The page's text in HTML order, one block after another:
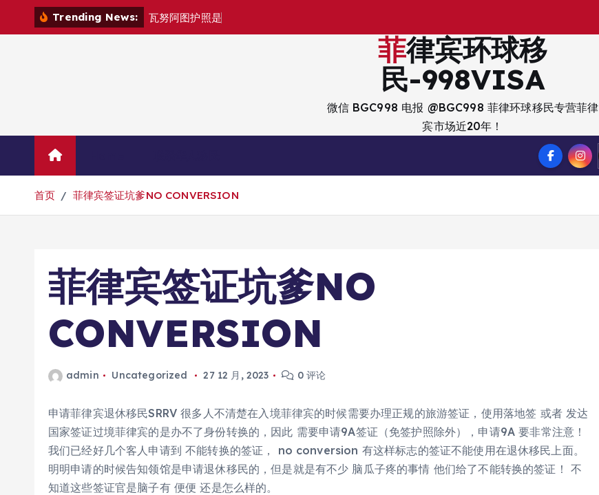
Trending News: 瓦努阿图护照是
菲律宾环球移
民-998VISA
微信 BGC998 电报 @BGC998 菲律环球移民专营菲律
宾市场近20年！
首页 菲律宾签证坑爹NO CONVERSION
菲律宾签证坑爹NO
CONVERSION
admin Uncategorized 27 12 月, 2023 0 评论
申请菲律宾退休移民SRRV 很多人不清楚在入境菲律宾的时候需要办理正规的旅游签证，使用落地签 或者 发达
国家签证过境菲律宾的是办不了身份转换的，因此 需要申请9A签证（免签护照除外），申请9A 要非常注意！
我们已经好几个客人申请到 不能转换的签证， no conversion 有这样标志的签证不能使用在退休移民上面。
明明申请的时候告知领馆是申请退休移民的，但是就是有不少 脑瓜子疼的事情 他们给了不能转换的签证！ 不
知道这些签证官是脑子有 便便 还是怎么样的。